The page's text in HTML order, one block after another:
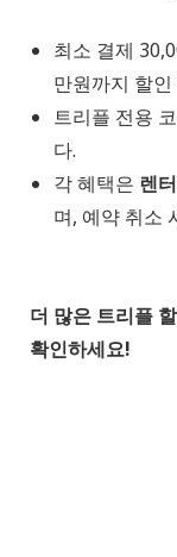
최소 결제
만원까지 할
트리플 전용
다.
각 혜택은 렌
며, 예약 취소
더 많은 트리플
확인하세요!